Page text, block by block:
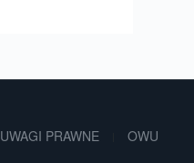
UWAGI PRAWNE
OWU